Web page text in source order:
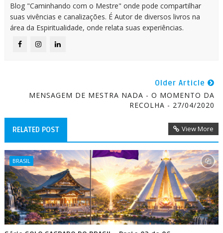
Blog "Caminhando com o Mestre" onde pode compartilhar
suas vivências e canalizações. É Autor de diversos livros na
área da Espiritualidade, onde relata suas experiências.
Older Article
MENSAGEM DE MESTRA NADA - O MOMENTO DA
RECOLHA - 27/04/2020
RELATED POST View More
BRASIL